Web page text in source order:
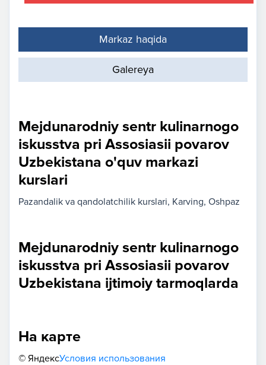
Markaz haqida
Galereya
Mejdunarodniy sentr kulinarnogo
iskusstva pri Assosiasii povarov
Uzbekistana o'quv markazi
kurslari
Pazandalik va qandolatchilik kurslari Karving Oshpaz
Mejdunarodniy sentr kulinarnogo
iskusstva pri Assosiasii povarov
Uzbekistana ijtimoiy tarmoqlarda
На карте
© ЯндексУсловия использования